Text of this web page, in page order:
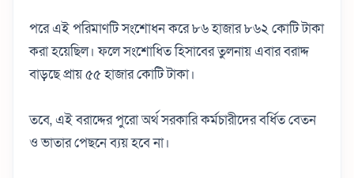
পরে এই পরিমাণটি সংশোধন করে ৮৬ হাজার ৮৬২ কোটি টাকা
করা হয়েছিল। ফলে সংশোধিত হিসাবের তুলনায় এবার বরাদ্দ
বাড়ছে প্রায় ৫৫ হাজার কোটি টাকা।
তবে, এই বরাদ্দের পুরো অর্থ সরকারি কর্মচারীদের বর্ধিত বেতন
ও ভাতার পেছনে ব্যয় হবে না।